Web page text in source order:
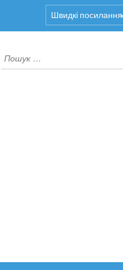
Швидкі посилання
Пошук: